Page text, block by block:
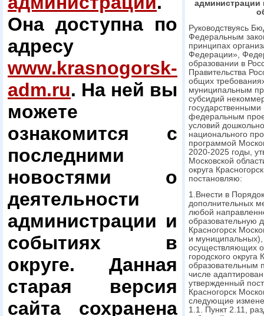
Она доступна по
адресу
www.krasnogorsk-
adm.ru. На ней вы
можете
ознакомится с
последними
новостями о
деятельности
администрации и
событиях в
округе. Данная
старая версия
сайта сохранена
администрации
Руководствуясь
Федеральным
принципах
Федерации»,
образовании в
Правительства
общих
муниципальным
субсидий
федеральным
условий
национального
программой
2020-2025 годы,
Московской
округа
постановляю:
1.Внести в
дополнительных
любой
образовательную
Красногорск
и
осуществляющих
городского округа
образовательным
числе
утвержденный
Красногорск
следующие
1.1. Пункт 2.11,